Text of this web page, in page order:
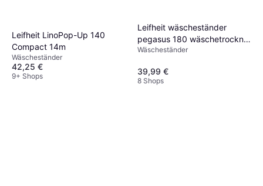
Leifheit LinoPop-Up 140
Compact 14m
Wäscheständer
42,25 €
9+ Shops
Leifheit wäscheständer
pegasus 180 wäschetrockner
klappbar 18m schwarz
Wäscheständer
39,99 €
8 Shops